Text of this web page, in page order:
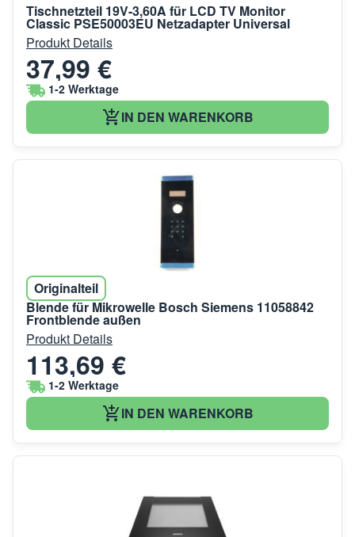
Tischnetzteil 19V-3,60A für LCD TV Monitor
Classic PSE50003EU Netzadapter Universal
Produkt Details
37,99 €
1-2 Werktage
IN DEN WARENKORB
Originalteil
Blende für Mikrowelle Bosch Siemens 11058842
Frontblende außen
Produkt Details
113,69 €
1-2 Werktage
IN DEN WARENKORB